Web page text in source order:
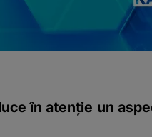
în atenție un